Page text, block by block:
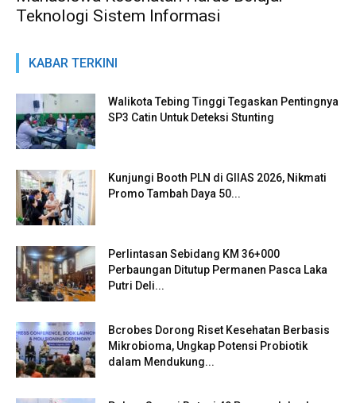
Teknologi Sistem Informasi
KABAR TERKINI
Walikota Tebing Tinggi Tegaskan Pentingnya
SP3 Catin Untuk Deteksi Stunting
Kunjungi Booth PLN di GIIAS 2026, Nikmati
Promo Tambah Daya 50...
Perlintasan Sebidang KM 36+000
Perbaungan Ditutup Permanen Pasca Laka
Putri Deli...
Bcrobes Dorong Riset Kesehatan Berbasis
Mikrobioma, Ungkap Potensi Probiotik
dalam Mendukung...